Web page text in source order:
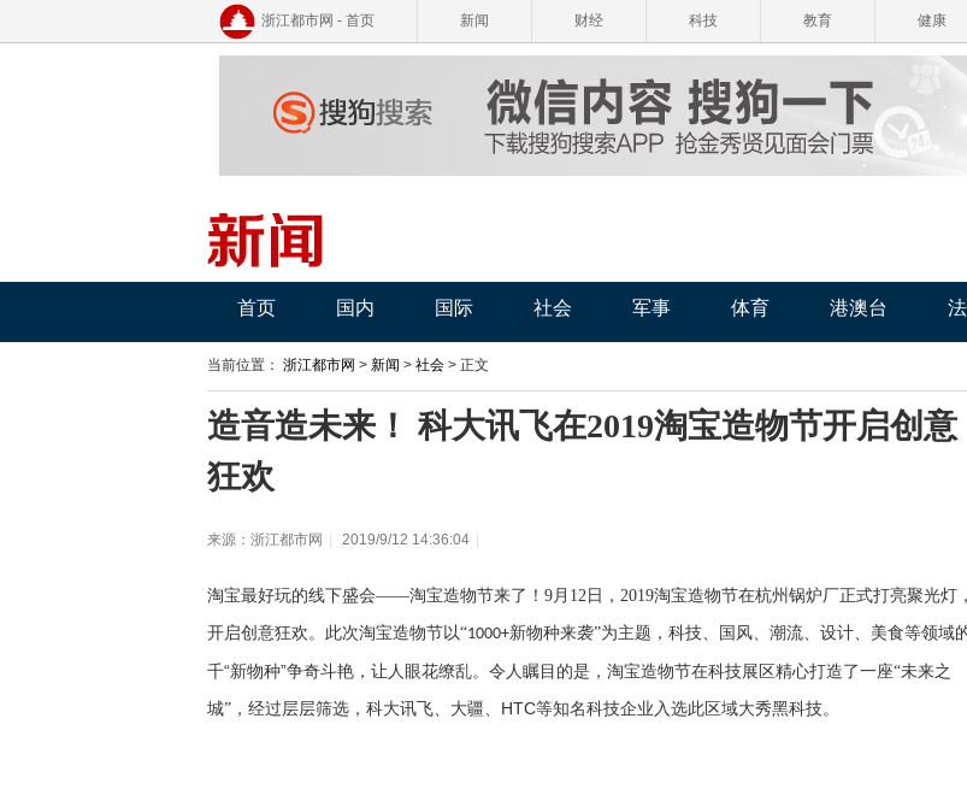
浙江都市网 - 首页 新闻 财经 科技 教育 健康
首页 国内 国际 社会 军事 体育 港澳台
当前位置： 浙江都市网 > 新闻 > 社会 > 正文
造音造未来！ 科大讯飞在2019淘宝造物节开启创意
狂欢
来源：浙江都市网 2019/9/12 14:36:04
淘宝最好玩的线下盛会——淘宝造物节来了！9月12日，2019淘宝造物节在杭州锅炉厂正式打亮聚光灯，
开启创意狂欢。此次淘宝造物节以“1000+新物种来袭”为主题，科技、国风、潮流、设计、美食等领域
千“新物种”争奇斗艳，让人眼花缭乱。令人瞩目的是，淘宝造物节在科技展区精心打造了一座“未来之
城”，经过层层筛选，科大讯飞、大疆、 HTC等知名科技企业入选此区域大秀黑科技。